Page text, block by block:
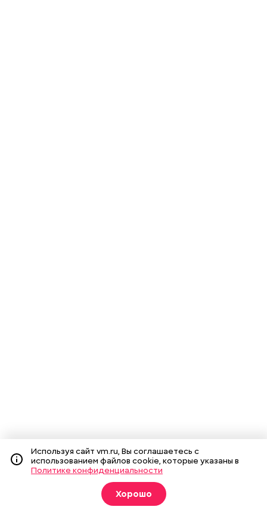
Используя сайт vm.ru, Вы соглашаетесь с
использованием файлов cookie, которые указаны в
Политике конфиденциальности
Хорошо